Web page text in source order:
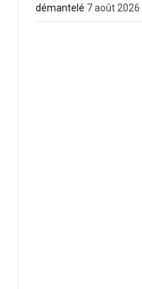
démantelé 7 août 2026